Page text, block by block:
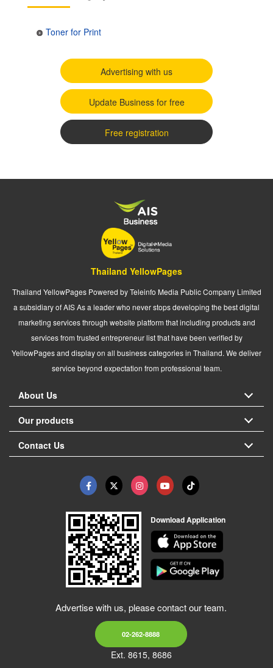
Toner for Print
Advertising with us
Update Business for free
Free registration
Thailand YellowPages
Thailand YellowPages Powered by Teleinfo Media Public Company Limited
a subsidiary of AIS As a leader who never stops developing the best digital
marketing services through website platform that including products and
services from trusted entrepreneur list that have been verified by
YellowPages and display on all business categories in Thailand. We deliver
service beyond expectation from professional team.
About Us
Our products
Contact Us
Download Application
Advertise with us, please contact our team.
02-262-8888
Ext. 8615, 8686